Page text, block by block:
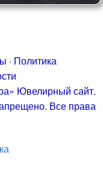
· Политика
Ювелирный сайт.
Все права